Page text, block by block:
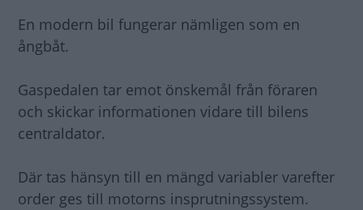
En modern bil fungerar nämligen som en
ångbåt.
Gaspedalen tar emot önskemål från föraren
och skickar informationen vidare till bilens
centraldator.
Där tas hänsyn till en mängd variabler varefter
order ges till motorns insprutningssystem.